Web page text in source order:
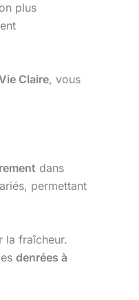
plus
Claire, vous
dans
permettant
la fraîcheur.
denrées à